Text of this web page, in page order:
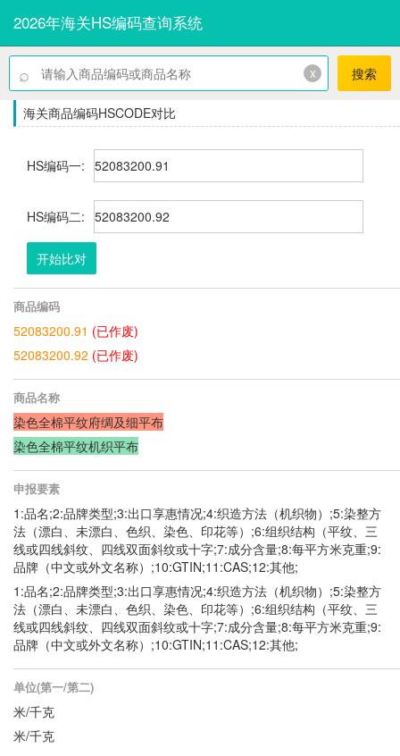
2026年海关HS编码查询系统
⌕ x 搜索
海关商品编码HSCODE对比
HS编码一:
HS编码二:
开始比对
商品编码
52083200.91 (已作废)
52083200.92 (已作废)
商品名称
染色全棉平纹府绸及细平布
染色全棉平纹机织平布
申报要素
1:品名;2:品牌类型;3:出口享惠情况;4:织造方法（机织物）;5:染整方
法（漂白、未漂白、色织、染色、印花等）;6:组织结构（平纹、三
线或四线斜纹、四线双面斜纹或十字;7:成分含量;8:每平方米克重;9:
品牌（中文或外文名称）;10:GTIN;11:CAS;12:其他;
1:品名;2:品牌类型;3:出口享惠情况;4:织造方法（机织物）;5:染整方
法（漂白、未漂白、色织、染色、印花等）;6:组织结构（平纹、三
线或四线斜纹、四线双面斜纹或十字;7:成分含量;8:每平方米克重;9:
品牌（中文或外文名称）;10:GTIN;11:CAS;12:其他;
单位(第一/第二)
米/千克
米/千克